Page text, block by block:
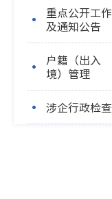
重点公开工作
及通知公告
户籍（出入
境）管理
涉企行政检查